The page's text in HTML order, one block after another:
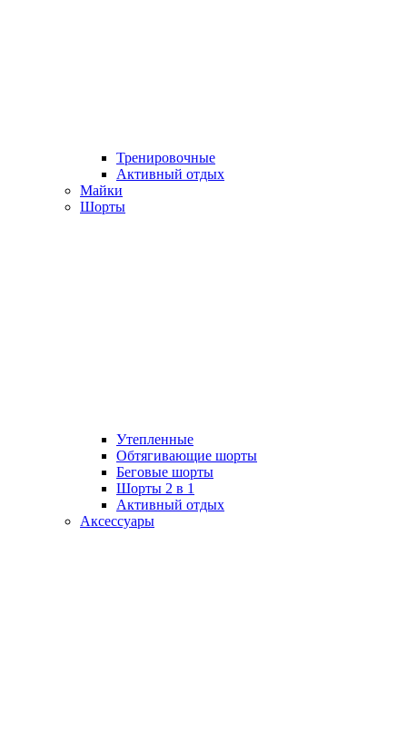
Тренировочные
Активный отдых
Майки
Шорты
Утепленные
Обтягивающие шорты
Беговые шорты
Шорты 2 в 1
Активный отдых
Аксессуары